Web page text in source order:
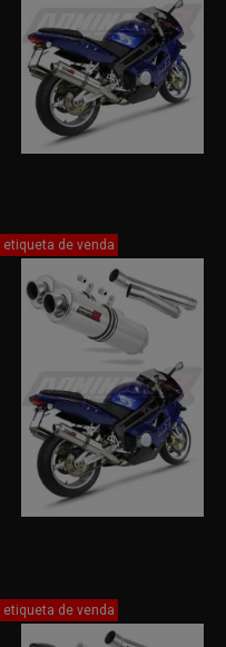
etiqueta de venda
etiqueta de venda